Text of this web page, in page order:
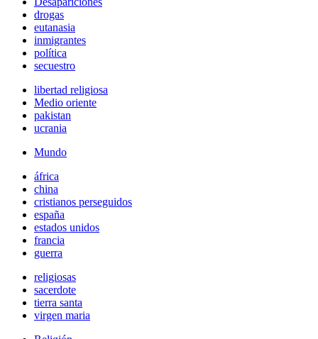
drogas
eutanasia
inmigrantes
política
secuestro
libertad religiosa
Medio oriente
pakistan
ucrania
Mundo
áfrica
china
cristianos perseguidos
españa
estados unidos
francia
guerra
religiosas
sacerdote
tierra santa
virgen maria